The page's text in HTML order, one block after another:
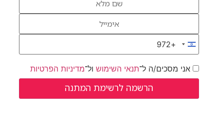
Israel +972
+972
אני מסכים/ה ל־תנאי השימושול־מדיניות הפרטיות